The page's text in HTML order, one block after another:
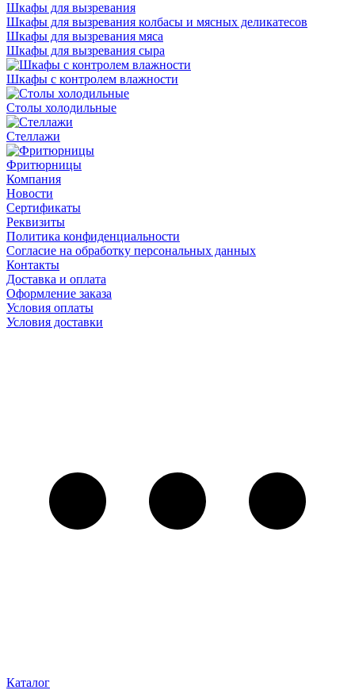
Шкафы для вызревания
Шкафы для вызревания колбасы и мясных деликатесов
Шкафы для вызревания мяса
Шкафы для вызревания сыра
Шкафы с контролем влажности
Столы холодильные
Стеллажи
Фритюрницы
Компания
Новости
Сертификаты
Реквизиты
Политика конфиденциальности
Согласие на обработку персональных данных
Контакты
Доставка и оплата
Оформление заказа
Условия оплаты
Условия доставки
Каталог